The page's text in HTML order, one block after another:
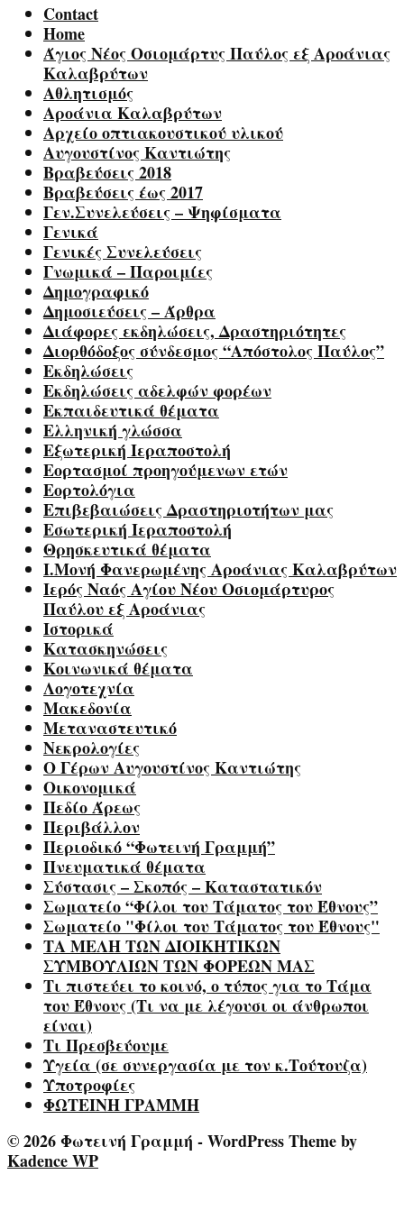
Contact
Home
Άγιος Νέος Οσιομάρτυς Παύλος εξ Αροάνιας
Καλαβρύτων
Αθλητισμός
Αροάνια Καλαβρύτων
Αρχείο οπτιακουστικού υλικού
Αυγουστίνος Καντιώτης
Βραβεύσεις 2018
Βραβεύσεις έως 2017
Γεν.Συνελεύσεις – Ψηφίσματα
Γενικά
Γενικές Συνελεύσεις
Γνωμικά – Παροιμίες
Δημογραφικό
Δημοσιεύσεις – Άρθρα
Διάφορες εκδηλώσεις, Δραστηριότητες
Διορθόδοξος σύνδεσμος “Απόστολος Παύλος”
Εκδηλώσεις
Εκδηλώσεις αδελφών φορέων
Εκπαιδευτικά θέματα
Ελληνική γλώσσα
Εξωτερική Ιεραποστολή
Εορτασμοί προηγούμενων ετών
Εορτολόγια
Επιβεβαιώσεις Δραστηριοτήτων μας
Εσωτερική Ιεραποστολή
Θρησκευτικά θέματα
Ι.Μονή Φανερωμένης Αροάνιας Καλαβρύτων
Ιερός Ναός Αγίου Νέου Οσιομάρτυρος
Παύλου εξ Αροάνιας
Ιστορικά
Κατασκηνώσεις
Κοινωνικά θέματα
Λογοτεχνία
Μακεδονία
Μεταναστευτικό
Νεκρολογίες
Ο Γέρων Αυγουστίνος Καντιώτης
Οικονομικά
Πεδίο Άρεως
Περιβάλλον
Περιοδικό “Φωτεινή Γραμμή”
Πνευματικά θέματα
Σύστασις – Σκοπός – Καταστατικόν
Σωματείο “Φίλοι του Τάματος του Έθνους”
Σωματείο "Φίλοι του Τάματος του Έθνους"
ΤΑ ΜΕΛΗ ΤΩΝ ΔΙΟΙΚΗΤΙΚΩΝ
ΣΥΜΒΟΥΛΙΩΝ ΤΩΝ ΦΟΡΕΩΝ ΜΑΣ
Τι πιστεύει το κοινό, ο τύπος για το Τάμα
του Έθνους (Τι να με λέγουσι οι άνθρωποι
είναι)
Τι Πρεσβεύουμε
Υγεία (σε συνεργασία με τον κ.Τούτουζα)
Υποτροφίες
ΦΩΤΕΙΝΗ ΓΡΑΜΜΗ
© 2026 Φωτεινή Γραμμή - WordPress Theme by
Kadence WP